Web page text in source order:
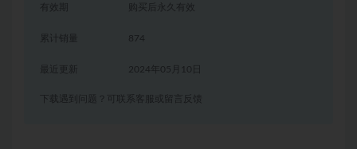
有效期 购买后永久有效
累计销量 874
2024年05月10日
下载遇到问题？可联系客服或留言反馈